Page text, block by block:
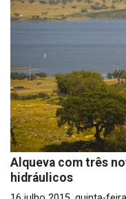
Alqueva com três
hidráulicos